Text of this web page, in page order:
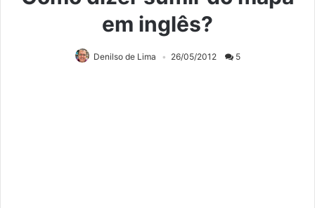
em inglês?
Denilso de Lima 26/05/2012 5